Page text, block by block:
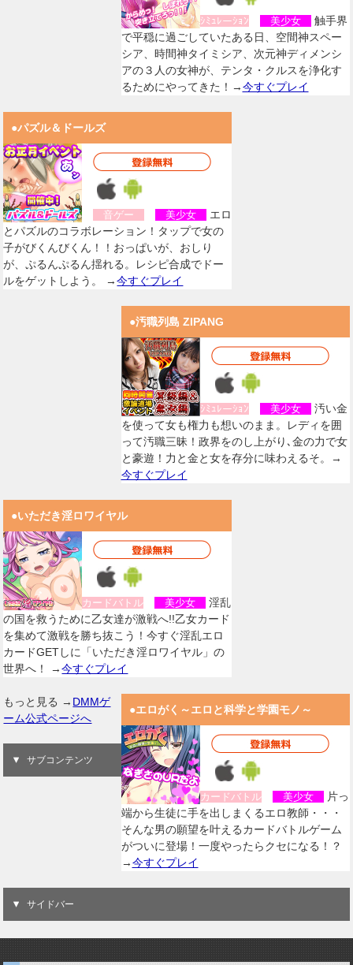
ｼﾐｭﾚーｼｮﾝ 美少女
触手界
で平穏に過ごしていたある日、空間神スペー
シア、時間神タイミシア、次元神ディメンシ
アの３人の女神が、テンタ・クルスを浄化す
るためにやってきた！→今すぐプレイ
●パズル＆ドールズ
音ゲー 美少女
エロ
とパズルのコラボレーション！タップで女の
子がびくんびくん！！おっぱいが、おしり
が、ぷるんぷるん揺れる。レシピ合成でドー
ルをゲットしよう。 →今すぐプレイ
●汚職列島 ZIPANG
ｼﾐｭﾚーｼｮﾝ 美少女
汚い金
を使って女も権力も想いのまま。レディを囲
って汚職三昧！政界をのし上がり､金の力で女
と豪遊！力と金と女を存分に味わえるそ。→
今すぐプレイ
●いただき淫ロワイヤル
カードバトル 美少女
淫乱
の国を救うために乙女達が激戦へ!!乙女カード
を集めて激戦を勝ち抜こう！今すぐ淫乱エロ
カードGETしに「いただき淫ロワイヤル」の
世界へ！ →今すぐプレイ
●エロがく～エロと科学と学園モノ～
カードバトル 美少女
片っ
端から生徒に手を出しまくるエロ教師・・・
そんな男の願望を叶えるカードバトルゲーム
がついに登場！一度やったらクセになる！？
→今すぐプレイ
もっと見る → DMMゲ
ーム公式ページへ
サブコンテンツ
サイドバー